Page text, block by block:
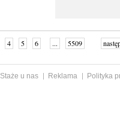
4 5 6 ... 5509
Staże u nas Reklama
Polityka